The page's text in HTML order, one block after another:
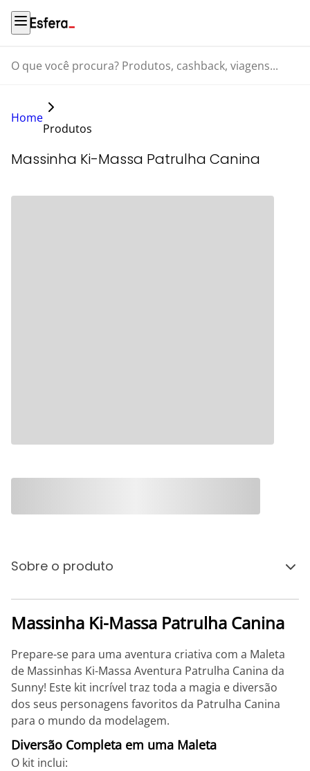
O que você procura? Produtos, cashback, viagens...
Home
Produtos
Massinha Ki-Massa Patrulha Canina
Sobre o produto
Massinha Ki-Massa Patrulha Canina
Prepare-se para uma aventura criativa com a Maleta
de Massinhas Ki-Massa Aventura Patrulha Canina da
Sunny! Este kit incrível traz toda a magia e diversão
dos seus personagens favoritos da Patrulha Canina
para o mundo da modelagem.
Diversão Completa em uma Maleta
O kit inclui: